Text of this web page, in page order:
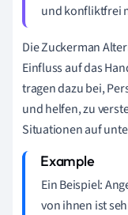
und konfliktfrei
Die Zuckerman
Einfluss auf das
tragen dazu bei,
und helfen, zu
Situationen auf
Ein Beispiel:
von ihnen ist